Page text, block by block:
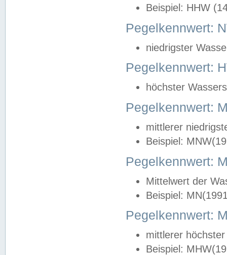
Beispiel: HHW
Pegelkennwert:
niedrigster
Pegelkennwert:
höchster
Pegelkennwert:
mittlerer
Beispiel:
Pegelkennwert:
Mittelwert der
Beispiel:
Pegelkennwert:
mittlerer
Beispiel: